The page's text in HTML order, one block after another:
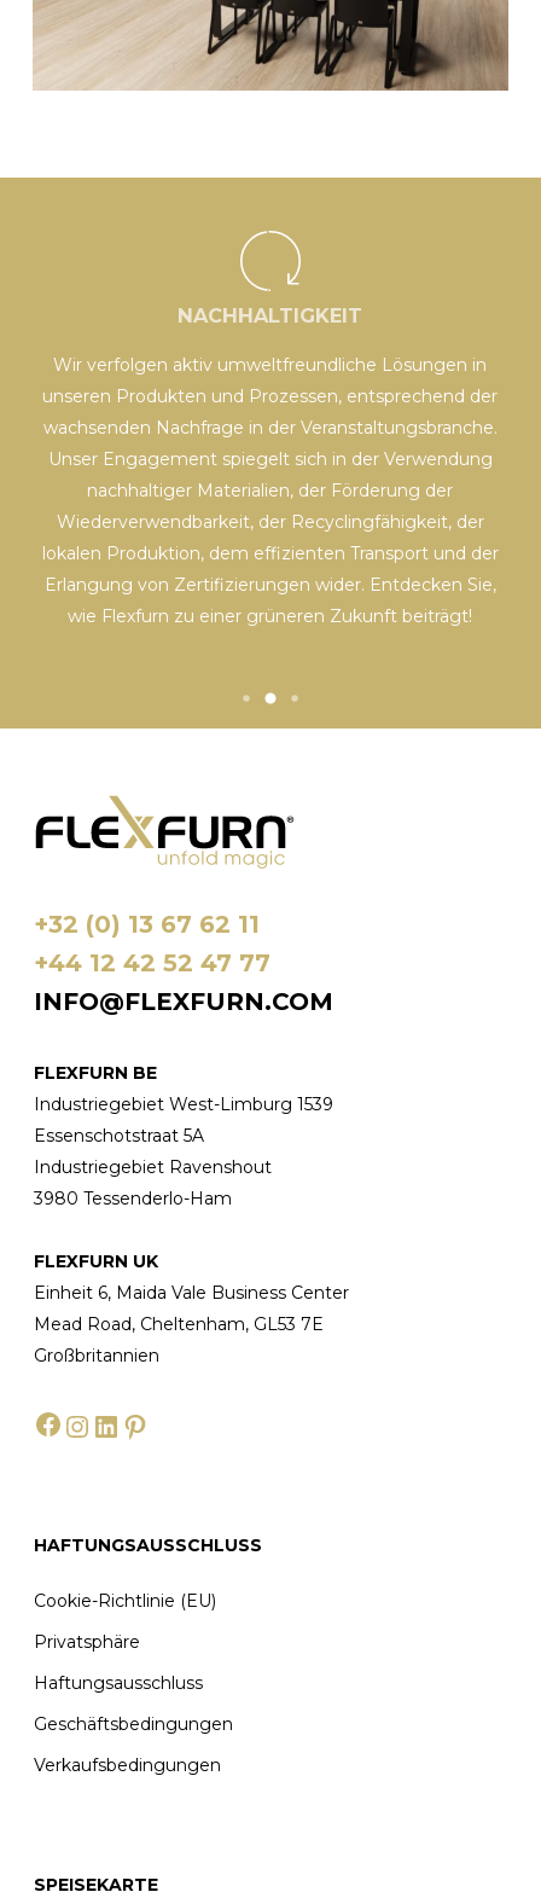
NACHHALTIGKEIT
Wir verfolgen aktiv umweltfreundliche Lösungen in
unseren Produkten und Prozessen, entsprechend der
wachsenden Nachfrage in der Veranstaltungsbranche.
Unser Engagement spiegelt sich in der Verwendung
nachhaltiger Materialien, der Förderung der
Wiederverwendbarkeit, der Recyclingfähigkeit, der
lokalen Produktion, dem effizienten Transport und der
Erlangung von Zertifizierungen wider. Entdecken Sie,
wie Flexfurn zu einer grüneren Zukunft beiträgt!
+32 (0) 13 67 62 11
+44 12 42 52 47 77
INFO@FLEXFURN.COM
FLEXFURN BE
Industriegebiet West-Limburg 1539
Essenschotstraat 5A
Industriegebiet Ravenshout
3980 Tessenderlo-Ham
FLEXFURN UK
Einheit 6, Maida Vale Business Center
Mead Road, Cheltenham, GL53 7E
Großbritannien
Facebook
Instagram
LinkedIn
HAFTUNGSAUSSCHLUSS
Cookie-Richtlinie (EU)
Privatsphäre
Haftungsausschluss
Geschäftsbedingungen
Verkaufsbedingungen
SPEISEKARTE